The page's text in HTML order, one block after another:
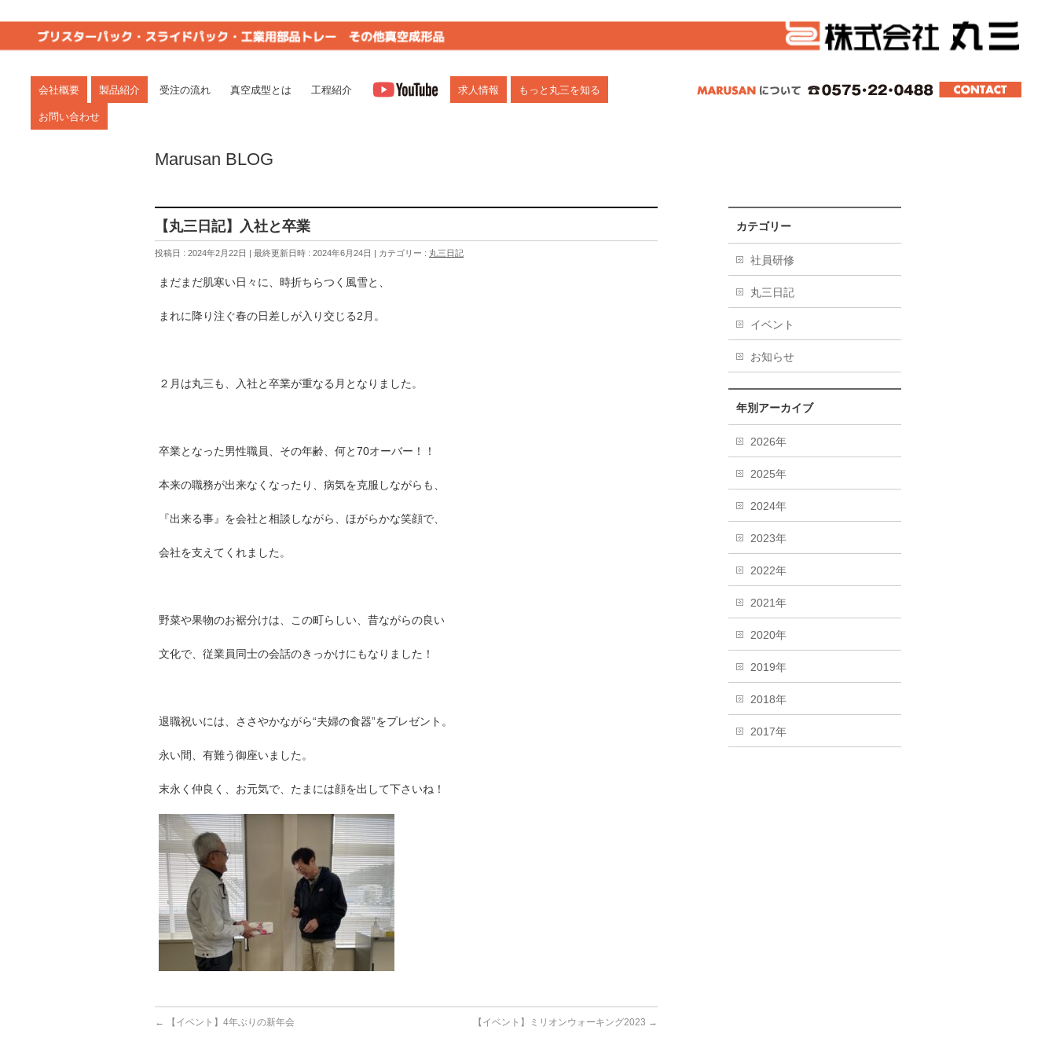
愛知・岐阜・三重・静岡。
会社概要 製品紹介 受注の流れ 真空成型とは 工程紹介 求人情報 もっと丸三を知る
お問い合わせ
Marusan BLOG
【丸三日記】入社と卒業
投稿日 : 2024年2月22日 最終更新日時 : 2024年6月24日 カテゴリー : 丸三日記
まだまだ肌寒い日々に、時折ちらつく風雪と、
まれに降り注ぐ春の日差しが入り交じる2月。
２月は丸三も、入社と卒業が重なる月となりました。
卒業となった男性職員、その年齢、何と70オーバー！！
本来の職務が出来なくなったり、病気を克服しながらも、
『出来る事』を会社と相談しながら、ほがらかな笑顔で、
会社を支えてくれました。
野菜や果物のお裾分けは、この町らしい、昔ながらの良い
文化で、従業員同士の会話のきっかけにもなりました！
退職祝いには、ささやかながら“夫婦の食器”をプレゼント。
永い間、有難う御座いました。
末永く仲良く、お元気で、たまには顔を出して下さいね！
← 【イベント】4年ぶりの新年会 【イベント】ミリオンウォーキング2023 →
カテゴリー
社員研修
丸三日記
イベント
お知らせ
年別アーカイブ
2026年
2025年
2024年
2023年
2022年
2021年
2020年
2019年
2018年
2017年